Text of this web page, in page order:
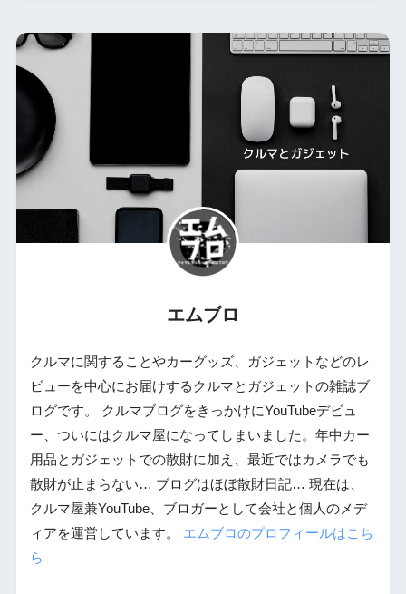
エムブロ
クルマに関することやカーグッズ、ガジェットなどのレ
ビューを中心にお届けするクルマとガジェットの雑誌ブ
ログです。 クルマブログをきっかけにYouTubeデビュ
ー、ついにはクルマ屋になってしまいました。年中カー
用品とガジェットでの散財に加え、最近ではカメラでも
散財が止まらない… ブログはほぼ散財日記… 現在は、
クルマ屋兼YouTube、ブロガーとして会社と個人のメデ
ィアを運営しています。 エムブロのプロフィールはこち
ら